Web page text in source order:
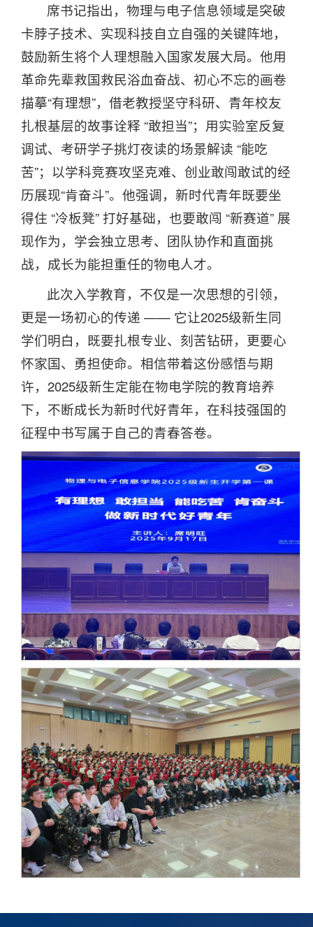
席书记指出，物理与电子信息领域是突破
卡脖子技术、实现科技自立自强的关键阵地，
鼓励新生将个人理想融入国家发展大局。他用
革命先辈救国救民浴血奋战、初心不忘的画卷
描摹“有理想”，借老教授坚守科研、青年校友
扎根基层的故事诠释 “敢担当”；用实验室反复
调试、考研学子挑灯夜读的场景解读 “能吃
苦”；以学科竞赛攻坚克难、创业敢闯敢试的经
历展现“肯奋斗”。他强调，新时代青年既要坐
得住 “冷板凳” 打好基础，也要敢闯 “新赛道” 展
现作为，学会独立思考、团队协作和直面挑
战，成长为能担重任的物电人才。
此次入学教育，不仅是一次思想的引领，
更是一场初心的传递 —— 它让2025级新生同
学们明白，既要扎根专业、刻苦钻研，更要心
怀家国、勇担使命。相信带着这份感悟与期
许，2025级新生定能在物电学院的教育培养
下，不断成长为新时代好青年，在科技强国的
征程中书写属于自己的青春答卷。